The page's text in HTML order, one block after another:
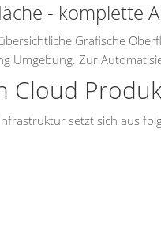
- komplette
Grafische
Umgebung. Zur
Cloud
setzt sich aus